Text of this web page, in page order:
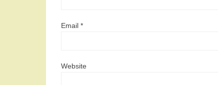
Email *
Website